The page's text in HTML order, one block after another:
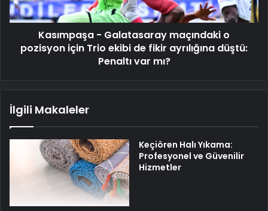
Trio
ekibi
fikir
mı?
Kasımpaşa - Galatasaray maçındaki o
pozisyon için Trio ekibi de fikir ayrılığına düştü:
Penaltı var mı?
İlgili Makaleler
Keçiören Halı Yıkama:
Profesyonel ve Güvenilir
Hizmetler